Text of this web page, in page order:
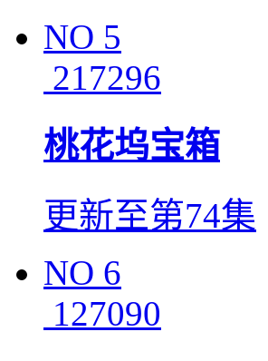
NO 5
217296
桃花坞宝箱
更新至第74集
NO 6
127090